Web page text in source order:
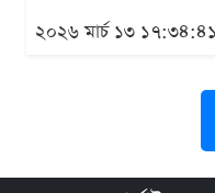
২০২৬ মার্চ ১৩